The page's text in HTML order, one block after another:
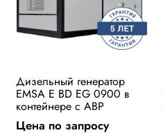
Дизельный генератор
EMSA E BD EG 0900 в
контейнере с АВР
Цена по запросу